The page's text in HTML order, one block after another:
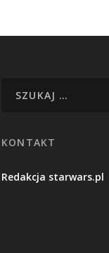
KONTAKT
Redakcja starwars.pl